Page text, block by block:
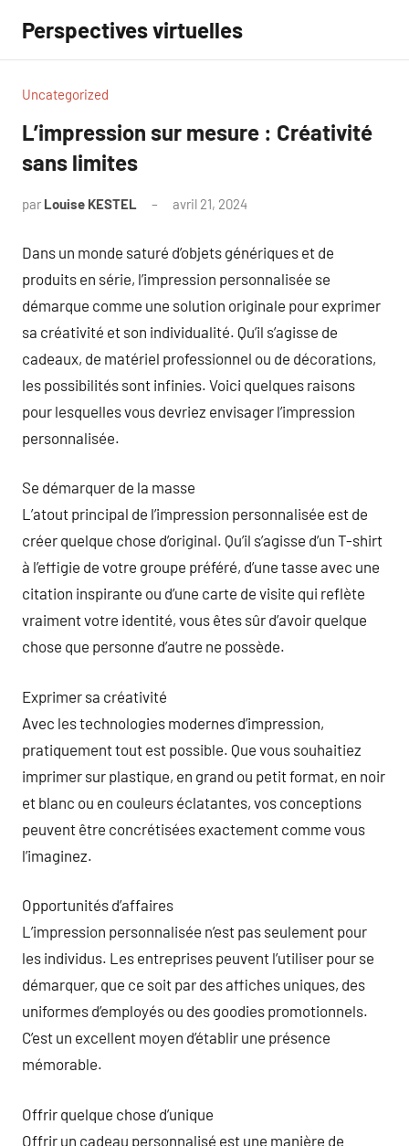
contenu
Perspectives virtuelles
Uncategorized
L’impression sur mesure : Créativité
sans limites
par Louise KESTEL avril 21, 2024
Dans un monde saturé d’objets génériques et de
produits en série, l’impression personnalisée se
démarque comme une solution originale pour exprimer
sa créativité et son individualité. Qu’il s’agisse de
cadeaux, de matériel professionnel ou de décorations,
les possibilités sont infinies. Voici quelques raisons
pour lesquelles vous devriez envisager l’impression
personnalisée.
Se démarquer de la masse
L’atout principal de l’impression personnalisée est de
créer quelque chose d’original. Qu’il s’agisse d’un T-shirt
à l’effigie de votre groupe préféré, d’une tasse avec une
citation inspirante ou d’une carte de visite qui reflète
vraiment votre identité, vous êtes sûr d’avoir quelque
chose que personne d’autre ne possède.
Exprimer sa créativité
Avec les technologies modernes d’impression,
pratiquement tout est possible. Que vous souhaitiez
imprimer sur plastique, en grand ou petit format, en noir
et blanc ou en couleurs éclatantes, vos conceptions
peuvent être concrétisées exactement comme vous
l’imaginez.
Opportunités d’affaires
L’impression personnalisée n’est pas seulement pour
les individus. Les entreprises peuvent l’utiliser pour se
démarquer, que ce soit par des affiches uniques, des
uniformes d’employés ou des goodies promotionnels.
C’est un excellent moyen d’établir une présence
mémorable.
Offrir quelque chose d’unique
Offrir un cadeau personnalisé est une manière de